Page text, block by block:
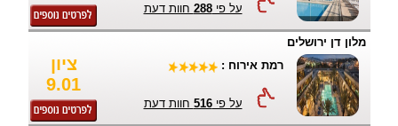
על פי288 חוות דעת
מלון דן ירושלים
ציון
9.01
רמת אירוח :
על פי516 חוות דעת